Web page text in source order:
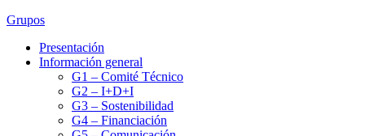
Grupos
Presentación
Información general
G1 – Comité Técnico
G2 – I+D+I
G3 – Sostenibilidad
G4 – Financiación